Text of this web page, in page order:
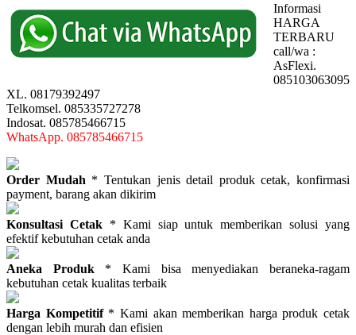
Informasi
HARGA
TERBARU
call/wa :
AsFlexi.
085103063095
XL. 08179392497
Telkomsel. 085335727278
Indosat. 085785466715
WhatsApp. 085785466715
Order Mudah * Tentukan jenis detail produk cetak, konfirmasi
payment, barang akan dikirim
Konsultasi Cetak* Kami siap untuk memberikan solusi yang
efektif kebutuhan cetak anda
Aneka Produk * Kami bisa menyediakan beraneka-ragam
kebutuhan cetak kualitas terbaik
Harga Kompetitif* Kami akan memberikan harga produk cetak
dengan lebih murah dan efisien